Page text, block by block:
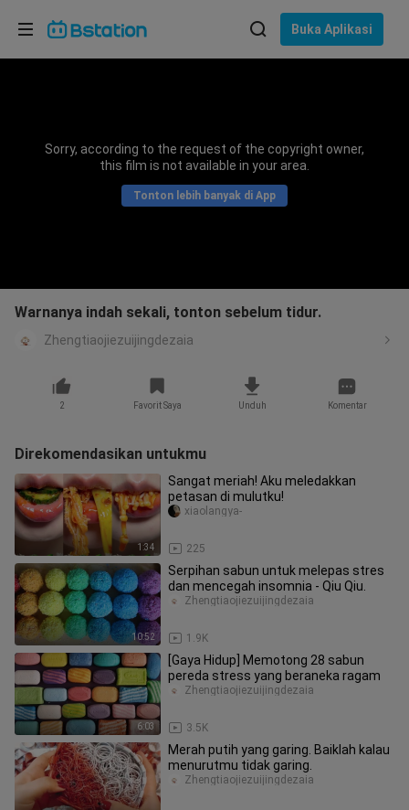
Buka Aplikasi
Sorry, according to the request of the copyright owner,
this film is not available in your area.
Tonton lebih banyak di App
Warnanya indah sekali, tonton sebelum tidur.
Zhengtiaojiezuijingdezaia
2 Favorit Saya Unduh Komentar
Direkomendasikan untukmu
1:34
Sangat meriah! Aku meledakkan
petasan di mulutku!
225
xiaolangya-
10:52
Serpihan sabun untuk melepas stres
dan mencegah insomnia - Qiu Qiu.
1.9K
Zhengtiaojiezuijingdezaia
6:03
[Gaya Hidup] Memotong 28 sabun
pereda stress yang beraneka ragam
3.5K
Zhengtiaojiezuijingdezaia
Merah putih yang garing. Baiklah kalau
menurutmu tidak garing.
Zhengtiaojiezuijingdezaia
Pilih bahasa
Bahasa Indonesia